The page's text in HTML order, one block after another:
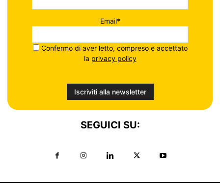
Email*
Confermo di aver letto, compreso e accettato
la privacy policy
SEGUICI SU: